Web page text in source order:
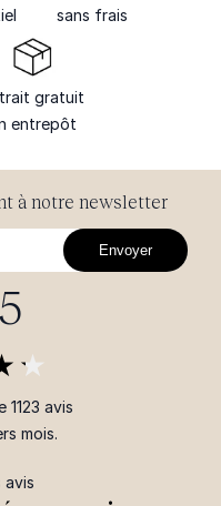
sans frais
gratuit
entrepôt
à notre newsletter
Envoyer
1123 avis
mois.
avis